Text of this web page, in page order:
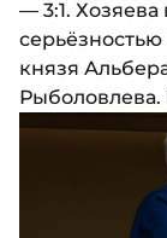
— 3:1.
серьёзностью
князя
Рыболовлева.